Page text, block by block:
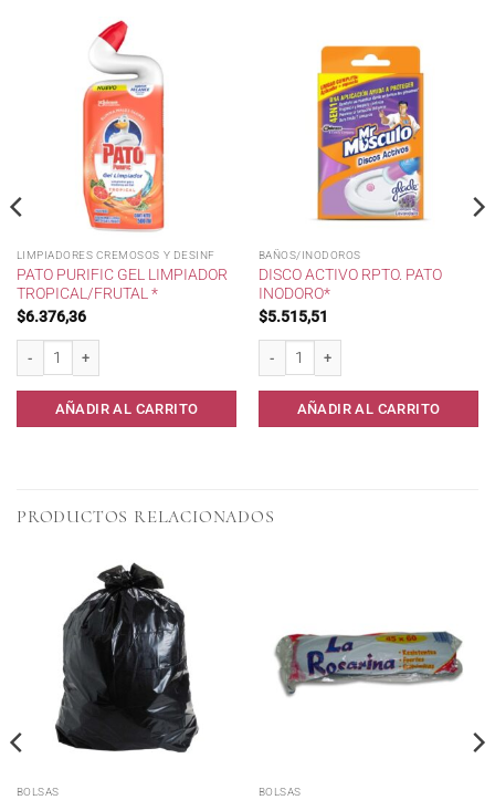
LIMPIADORES CREMOSOS Y DESINF
PATO PURIFIC GEL LIMPIADOR
TROPICAL/FRUTAL *
$6.376,36
AÑADIR AL CARRITO
BAÑOS/INODOROS
DISCO ACTIVO RPTO. PATO
INODORO*
$5.515,51
AÑADIR AL CARRITO
PRODUCTOS RELACIONADOS
BOLSAS BOLSAS